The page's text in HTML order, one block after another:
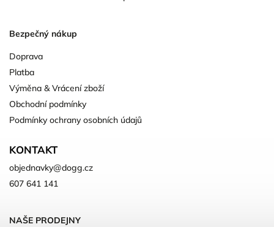
Bezpečný nákup
Doprava
Platba
Výměna & Vrácení zboží
Obchodní podmínky
Podmínky ochrany osobních údajů
KONTAKT
objednavky@dogg.cz
607 641 141
NAŠE PRODEJNY